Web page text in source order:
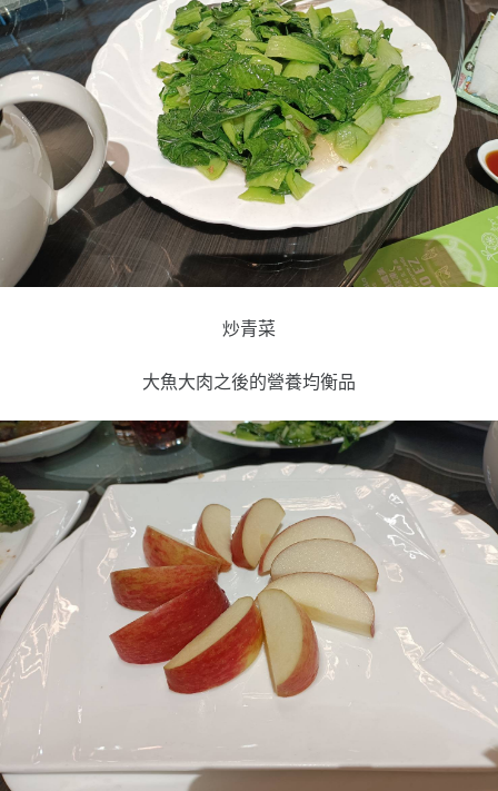
炒青菜
大魚大肉之後的營養均衡品